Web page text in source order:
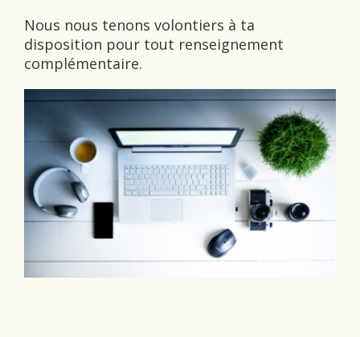
Nous nous tenons volontiers à ta
disposition pour tout renseignement
complémentaire.